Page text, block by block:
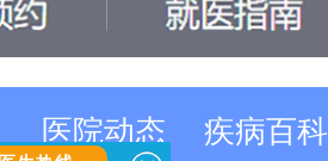
医院动态 疾病百科